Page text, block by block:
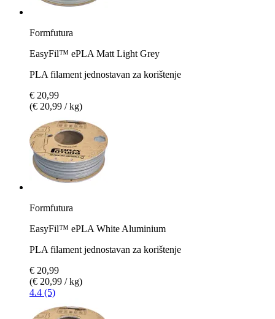
Formfutura
EasyFil™ ePLA Matt Light Grey
PLA filament jednostavan za korištenje
€ 20,99
(€ 20,99 / kg)
Formfutura
EasyFil™ ePLA White Aluminium
PLA filament jednostavan za korištenje
€ 20,99
(€ 20,99 / kg)
4.4 (5)